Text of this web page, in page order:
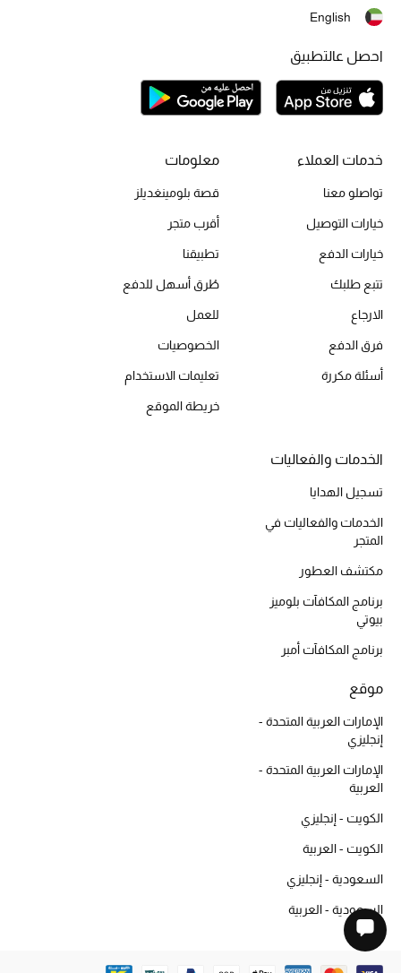
خدمات العملاء
تواصلو معنا
خيارات التوصيل
خيارات الدفع
تتبع طلبك
الارجاع
فرق الدفع
أسئلة مكررة
معلومات
قصة بلومينغديلز
أقرب متجر
تطبيقنا
طُرق أسهل للدفع
للعمل
الخصوصيات
تعليمات الاستخدام
خريطة الموقع
الخدمات والفعاليات
تسجيل الهدايا
الخدمات والفعاليات في
المتجر
مكتشف العطور
برنامج المكافآت بلوميز
بيوتي
برنامج المكافآت أمبر
موقع
الإمارات العربية المتحدة -
إنجليزي
الإمارات العربية المتحدة -
العربية
الكويت - إنجليزي
الكويت - العربية
السعودية - إنجليزي
السعودية - العربية
English
احصل عالتطبيق